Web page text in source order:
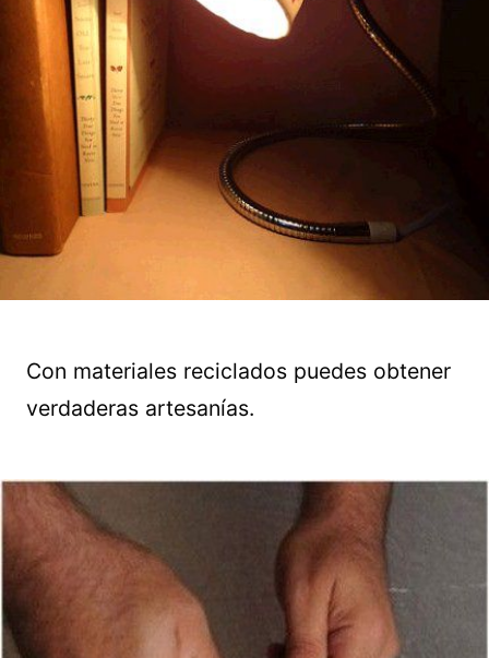
Con materiales reciclados puedes obtener
verdaderas artesanías.